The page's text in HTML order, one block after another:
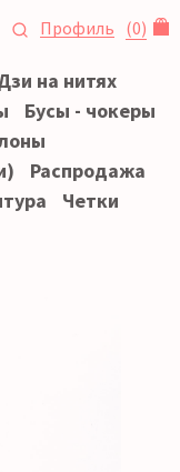
Профиль (0)
на нитях
Бусы - чокеры
Распродажа
Четки